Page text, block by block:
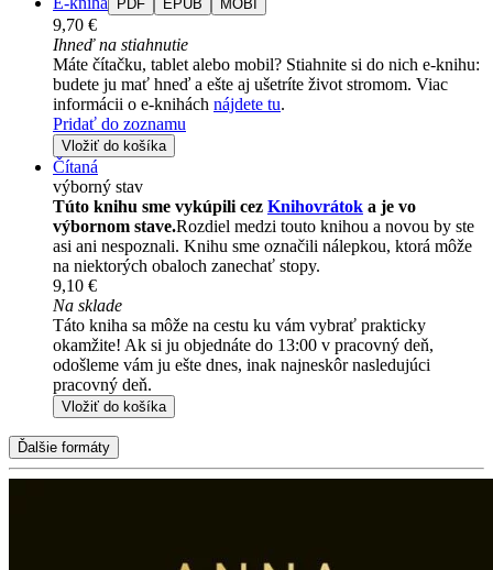
PDF EPUB MOBI
9,70 €
Ihneď na stiahnutie
Máte čítačku, tablet alebo mobil? Stiahnite si do nich e-knihu:
budete ju mať hneď a ešte aj ušetríte život stromom. Viac
informácii o e-knihách nájdete tu.
Pridať do zoznamu
Vložiť do košíka
Čítaná
výborný stav
Túto knihu sme vykúpili cez Knihovrátok a je vo
výbornom stave.Rozdiel medzi touto knihou a novou by ste
asi ani nespoznali. Knihu sme označili nálepkou, ktorá môže
na niektorých obaloch zanechať stopy.
9,10 €
Na sklade
Táto kniha sa môže na cestu ku vám vybrať prakticky
okamžite! Ak si ju objednáte do 13:00 v pracovný deň,
odošleme vám ju ešte dnes, inak najneskôr nasledujúci
pracovný deň.
Vložiť do košíka
Ďalšie formáty